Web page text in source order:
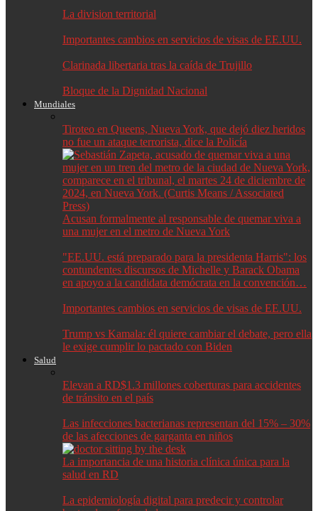
La division territorial
Importantes cambios en servicios de visas de EE.UU.
Clarinada libertaria tras la caída de Trujillo
Bloque de la Dignidad Nacional
Mundiales
Tiroteo en Queens, Nueva York, que dejó diez heridos
no fue un ataque terrorista, dice la Policía
Acusan formalmente al responsable de quemar viva a
una mujer en el metro de Nueva York
"EE.UU. está preparado para la presidenta Harris": los
contundentes discursos de Michelle y Barack Obama
en apoyo a la candidata demócrata en la convención…
Importantes cambios en servicios de visas de EE.UU.
Trump vs Kamala: él quiere cambiar el debate, pero ella
le exige cumplir lo pactado con Biden
Salud
Elevan a RD$1.3 millones coberturas para accidentes
de tránsito en el país
Las infecciones bacterianas representan del 15% – 30%
de las afecciones de garganta en niños
La importancia de una historia clínica única para la
salud en RD
La epidemiología digital para predecir y controlar